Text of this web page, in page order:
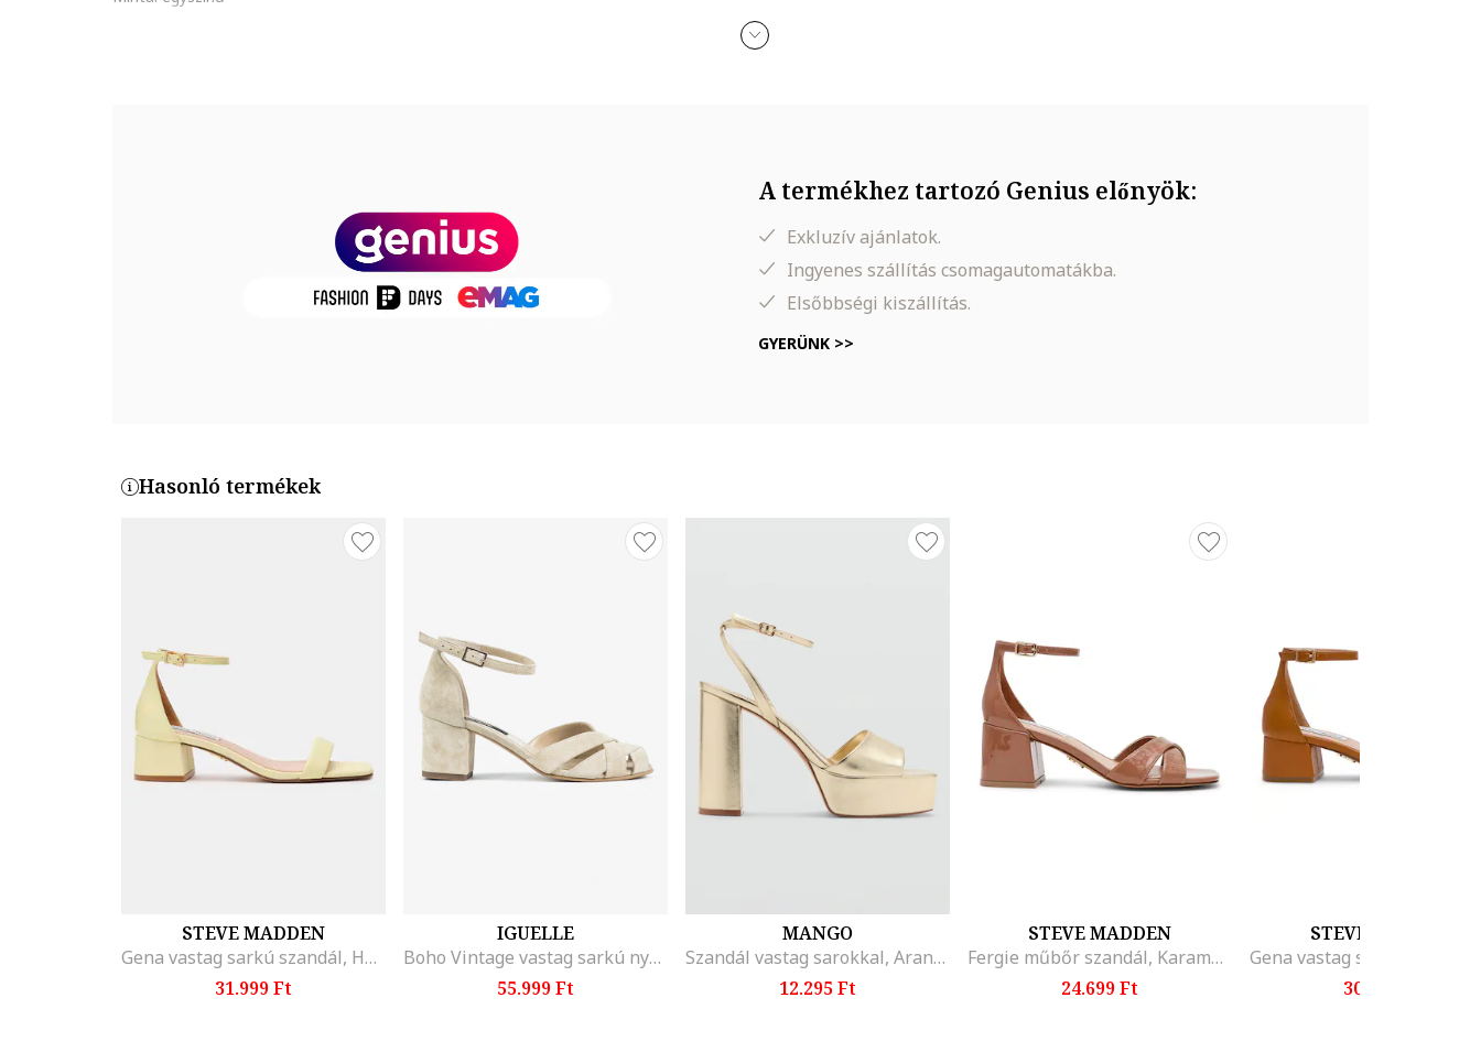
GB-GOLD
A termékhez tartozó Genius előnyök:
Exkluzív ajánlatok.
Ingyenes szállítás csomagautomatákba.
Elsőbbségi kiszállítás.
GYERÜNK >>
Hasonló termékek
STEVE MADDEN
Gena vastag sarkú szandál, Halványsárga
31.999 Ft
IGUELLE
Boho Vintage vastag sarkú nyersbőr szandál, Világosbézs
55.999 Ft
MANGO
Szandál vastag sarokkal, Aranyszín,
12.295 Ft
STEVE MADDEN
Fergie műbőr szandál, Karamellbarna
24.699 Ft
STEVE MADDEN
30.199 Ft